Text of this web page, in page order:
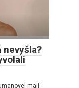
nevyšla?
mali